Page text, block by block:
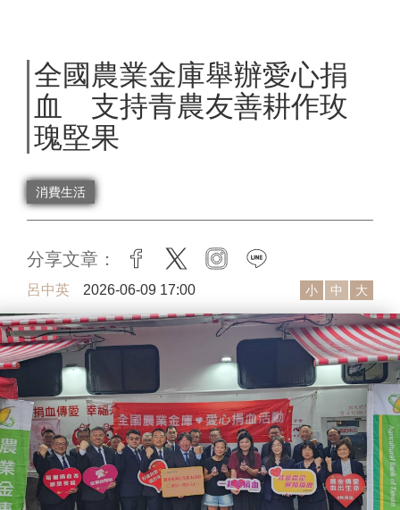
全國農業金庫舉辦愛心捐
血 支持青農友善耕作玫
瑰堅果
消費生活
分享文章： facebook
twitter instagram
呂中英 2026-06-09 17:00 小 中 大